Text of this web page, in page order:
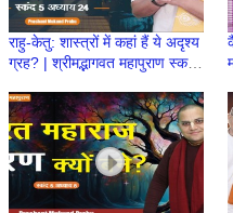
राहु-केतु: शास्त्रों में कहां हैं ये अदृश्य
ग्रह? | श्रीमद्भागवत महापुराण स्कन्ध